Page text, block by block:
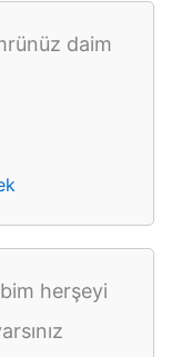
daim
herşeyi